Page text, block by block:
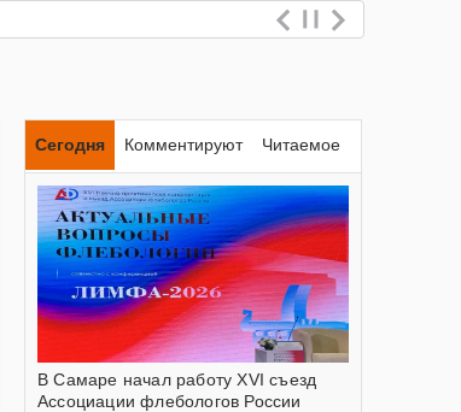
Сегодня Комментируют Читаемое
В Самаре начал работу XVI съезд
Ассоциации флебологов России